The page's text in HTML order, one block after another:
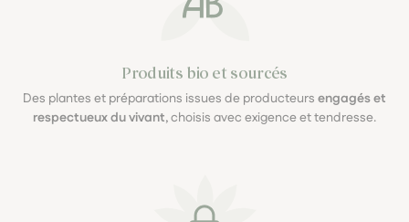
Produits bio et sourcés
Des plantes et préparations issues de producteurs engagés et
respectueux du vivant, choisis avec exigence et tendresse.